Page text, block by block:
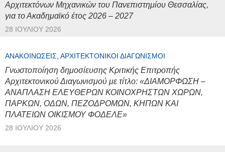
Αρχιτεκτόνων Μηχανικών του Πανεπιστημίου Θεσσαλίας,
για το Ακαδημαϊκό έτος 2026 – 2027
28 ΙΟΥΛΊΟΥ 2026
ΑΝΑΚΟΙΝΏΣΕΙΣ, ΑΡΧΙΤΕΚΤΟΝΙΚΟΊ ΔΙΑΓΩΝΙΣΜΟΊ
Γνωστοποίηση δημοσίευσης Κριτικής Επιτροπής
Αρχιτεκτονικού Διαγωνισμού με τίτλο: «ΔΙΑΜΟΡΦΩΣΗ –
ΑΝΑΠΛΑΣΗ ΕΛΕΥΘΕΡΩΝ ΚΟΙΝΟΧΡΗΣΤΩΝ ΧΩΡΩΝ,
ΠΑΡΚΩΝ, ΟΔΩΝ, ΠΕΖΟΔΡΟΜΩΝ, ΚΗΠΩΝ ΚΑΙ
ΠΛΑΤΕΙΩΝ ΟΙΚΙΣΜΟΥ ΦΟΔΕΛΕ»
28 ΙΟΥΛΊΟΥ 2026